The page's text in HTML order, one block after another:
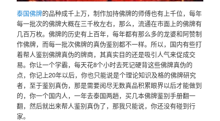
泰国佛牌的品种成千上万，制作加持佛牌的师傅也有上千位，每年
每一批次的佛牌大概在三千枚左右，那么，流通在市面上的佛牌有
几百万枚。佛牌的历史有上百年，每年都有那么多的龙婆和阿赞制
作佛牌，而每一批次佛牌的真伪鉴别都不一样。所以，国内有些打
着帮人鉴别佛牌真伪的牌商，其真实目的还是吸引人气来促成交
易。你让一个学霸，每天花8个小时去死记硬背这些佛牌真伪的
点，你记上20年以后，你也只能说是个理论知识及格的佛牌研究
者，至于鉴别真伪，那是需要阅尽无数真品积累眼界以后才能做到
的，你一个国内人，一年去泰国两趟，买几本佛牌鉴别手册翻一
翻，然后就出来帮人鉴别真伪了，那我只能说，你还没有碰到行
家。